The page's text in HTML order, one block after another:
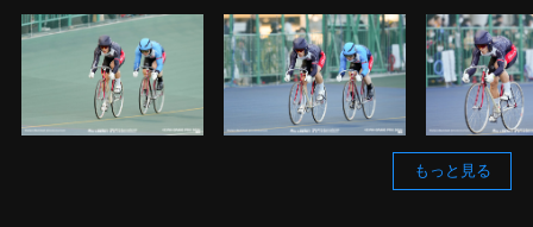
もっと見る